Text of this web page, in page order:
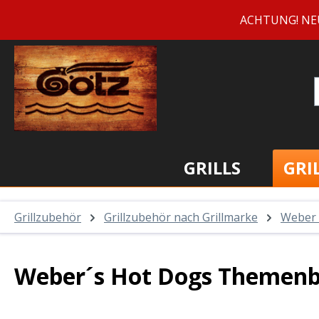
ACHTUNG!
GRILLS
Grillzubehör Grillzubehör nach Grillmarke
Weber´s Hot Dogs